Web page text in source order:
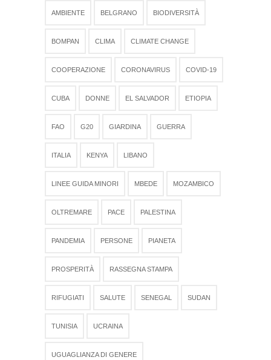
AMBIENTE BELGRANO BIODIVERSITÀ
BOMPAN CLIMA CLIMATE CHANGE
COOPERAZIONE CORONAVIRUS COVID-19
CUBA DONNE EL SALVADOR ETIOPIA
FAO G20 GIARDINA GUERRA
ITALIA KENYA LIBANO
LINEE GUIDA MINORI MBEDE MOZAMBICO
OLTREMARE PACE PALESTINA
PANDEMIA PERSONE PIANETA
PROSPERITÀ RASSEGNA STAMPA
RIFUGIATI SALUTE SENEGAL SUDAN
TUNISIA UCRAINA
UGUAGLIANZA DI GENERE